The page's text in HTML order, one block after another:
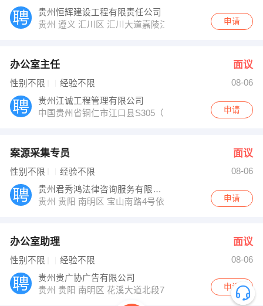
贵州恒辉建设工程有限责任公司
贵州 遵义 汇川区 汇川大道嘉陵江路代家坝小区1栋2层
申请
办公室主任 面议
性别不限 经验不限
08-06
贵州江诚工程管理有限公司
中国贵州省铜仁市江口县S305（象狮大道）
申请
案源采集专员 面议
性别不限 经验不限
08-06
贵州君秀鸿法律咨询服务有限公司
贵州 贵阳 南明区 宝山南路4号依山碧玉A栋2单元203
申请
办公室助理 面议
性别不限 经验不限
08-06
贵州贵广协广告有限公司
贵州 贵阳 南明区 花溪大道北段76号广电天马大厦申请